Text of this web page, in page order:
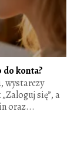
do konta?
wystarczy
się”, a
oraz...